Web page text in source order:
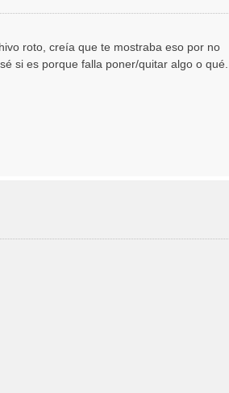
roto, creía que te mostraba eso por no
si es porque falla poner/quitar algo o qué...